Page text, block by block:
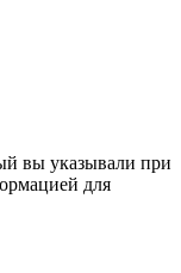
вы указывали при
для